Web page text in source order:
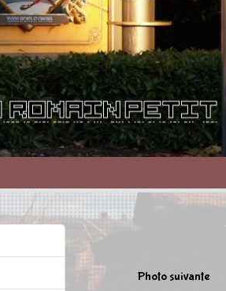
Photo suivante